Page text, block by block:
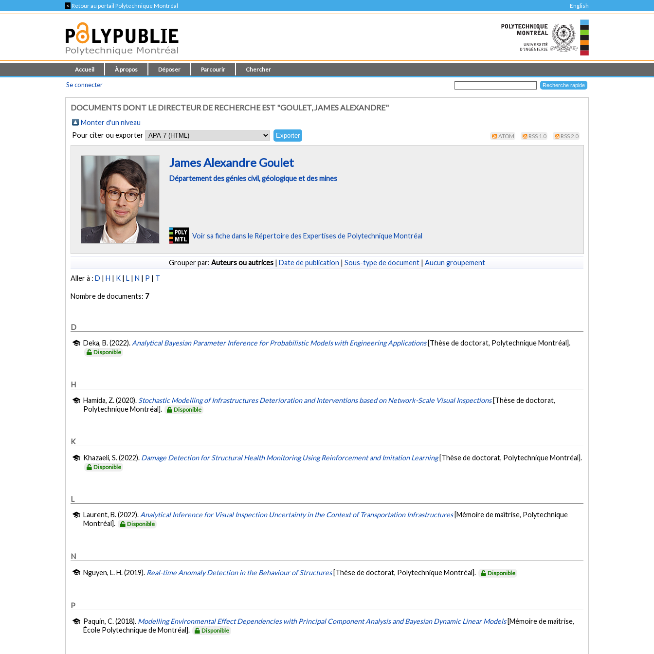
< Retour au portail Polytechnique Montréal English
Accueil À propos Déposer Parcourir Chercher
Se connecter
DOCUMENTS DONT LE DIRECTEUR DE RECHERCHE EST "GOULET, JAMES ALEXANDRE"
Monter d'un niveau
Pour citer ou exporter
ATOM RSS 1.0 RSS 2.0
James Alexandre Goulet
Département des génies civil, géologique et des mines
Voir sa fiche dans le Répertoire des Expertises de Polytechnique Montréal
Grouper par: Auteurs ou autrices | Date de publication | Sous-type de document | Aucun groupement
Aller à :D |H | K |L |N | P | T
Nombre de documents: 7
D
Deka, B. (2022). Analytical Bayesian Parameter Inference for Probabilistic Models with Engineering Applications [Thèse de doctorat, Polytechnique Montréal].
Disponible
H
Hamida, Z. (2020). Stochastic Modelling of Infrastructures Deterioration and Interventions based on Network-Scale Visual Inspections [Thèse de doctorat,
Polytechnique Montréal].
Disponible
K
Khazaeli, S. (2022). Damage Detection for Structural Health Monitoring Using Reinforcement and Imitation Learning [Thèse de doctorat, Polytechnique Montréal].
Disponible
L
Laurent, B. (2022). Analytical Inference for Visual Inspection Uncertainty in the Context of Transportation Infrastructures [Mémoire de maîtrise, Polytechnique
Montréal].
Disponible
N
Nguyen, L. H. (2019). Real-time Anomaly Detection in the Behaviour of Structures [Thèse de doctorat, Polytechnique Montréal]. Disponible
P
Paquin, C. (2018). Modelling Environmental Effect Dependencies with Principal Component Analysis and Bayesian Dynamic Linear Models [Mémoire de maîtrise,
École Polytechnique de Montréal].
Disponible